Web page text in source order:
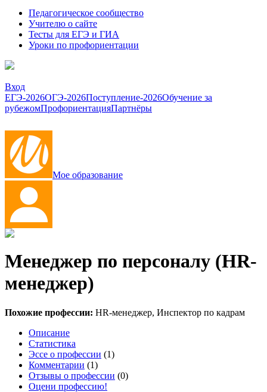
Педагогическое сообщество
Учителю о сайте
Тесты для ЕГЭ и ГИА
Уроки по профориентации
Вход
ЕГЭ-2026ОГЭ-2026Поступление-2026Обучение за
рубежомПрофориентацияПартнёры
Мое образование
Менеджер по персоналу (HR-
менеджер)
Похожие профессии: HR-менеджер, Инспектор по кадрам
Описание
Статистика
Эссе о профессии (1)
Комментарии (1)
Отзывы о профессии (0)
Оцени профессию!